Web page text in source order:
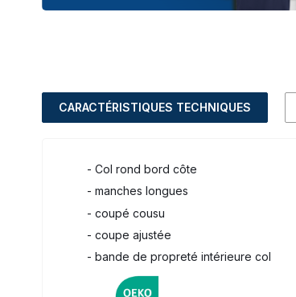
CARACTÉRISTIQUES TECHNIQUES
- Col rond bord côte
- manches longues
- coupé cousu
- coupe ajustée
- bande de propreté intérieure col